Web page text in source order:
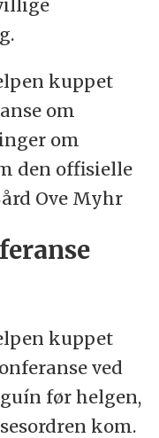
kuppet
om
om
den offisielle
Ove Myhr
kuppet
ved
før helgen,
kom.